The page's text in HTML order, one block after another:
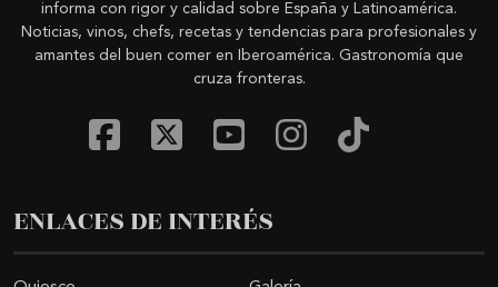
informa con rigor y calidad sobre España y Latinoamérica.
Noticias, vinos, chefs, recetas y tendencias para profesionales y
amantes del buen comer en Iberoamérica. Gastronomía que
cruza fronteras.
ENLACES DE INTERÉS